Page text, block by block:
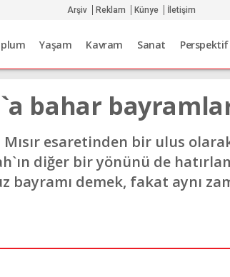
Arşiv Reklam Künye İletişim
Yaşam Kavram Sanat Perspektif
bahar
Mısır esaretinden bir ulus
diğer bir yönünü de
bayramı demek, fakat aynı